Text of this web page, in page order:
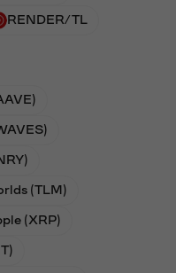
RENDER/TL
(TLM)
(XRP)